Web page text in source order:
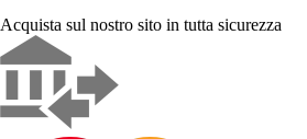
Acquista sul nostro sito in tutta sicurezza